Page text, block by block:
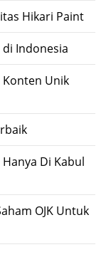
Hikari Paint
Indonesia
Unik
Di Kabul
OJK Untuk